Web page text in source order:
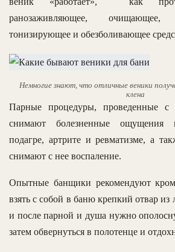
ранозаживляющее, очищающее,
тонизирующее и обезболивающее
Немногие знают, что отличные веники
клена
Парные процедуры, проведенные с
снимают болезненные ощущения
подагре, артрите и ревматизме, а
снимают с нее воспаление.
Опытные банщики рекомендуют
взять с собой в баню крепкий отвар из
и после парной и душа нужно
затем обвернуться в полотенце и